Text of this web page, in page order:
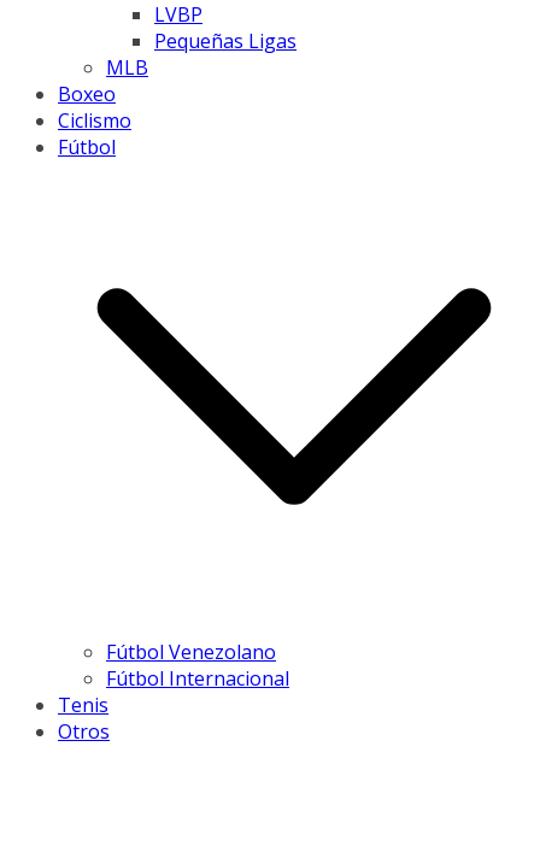
LVBP
Pequeñas Ligas
MLB
Boxeo
Ciclismo
Fútbol
Fútbol Venezolano
Fútbol Internacional
Tenis
Otros